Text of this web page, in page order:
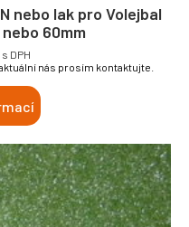
nebo lak pro Volejbal
60mm
s DPH
nás prosím kontaktujte.